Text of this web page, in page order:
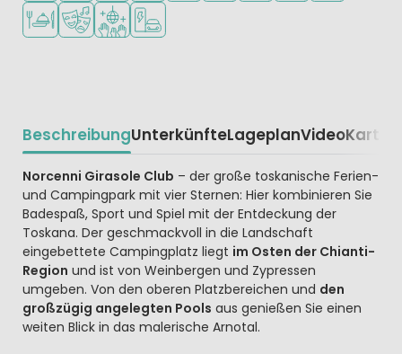
Restaurant oder Pizzeria
Animationsteam
DiskothekLadestation für E-Autos
BeschreibungUnterkünfteLageplanVideoKarte
Beschrijving
Norcenni Girasole Club – der große toskanische Ferien-
und Campingpark mit vier Sternen: Hier kombinieren Sie
Badespaß, Sport und Spiel mit der Entdeckung der
Toskana. Der geschmackvoll in die Landschaft
eingebettete Campingplatz liegt im Osten der Chianti-
Region und ist von Weinbergen und Zypressen
umgeben. Von den oberen Platzbereichen und den
großzügig angelegten Pools aus genießen Sie einen
weiten Blick in das malerische Arnotal.